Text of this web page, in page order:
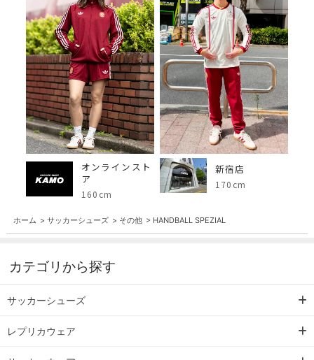
オンラインスト
ア
160cm
新宿店
170cm
ホーム > サッカーシューズ > その他 > HANDBALL SPEZIAL
カテゴリから探す
サッカーシューズ
レプリカウェア